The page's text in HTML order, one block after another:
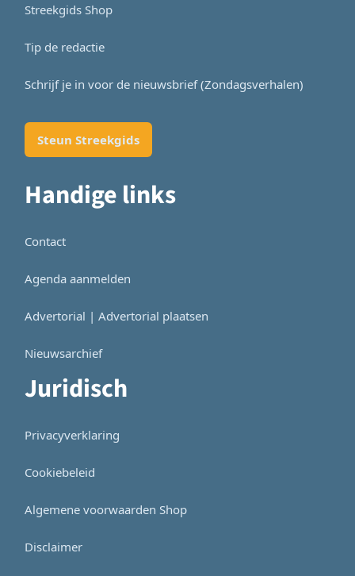
Streekgids Shop
Tip de redactie
Schrijf je in voor de nieuwsbrief (Zondagsverhalen)
Steun Streekgids
Handige links
Contact
Agenda aanmelden
Advertorial | Advertorial plaatsen
Nieuwsarchief
Juridisch
Privacyverklaring
Cookiebeleid
Algemene voorwaarden Shop
Disclaimer